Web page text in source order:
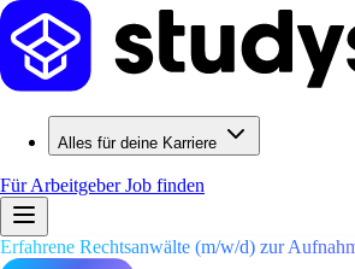
Alles für deine Karriere
Für ArbeitgeberJob finden
Erfahrene Rechtsanwälte (m/w/d) zur